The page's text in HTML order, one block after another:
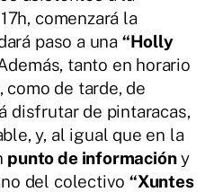
comenzará la
paso a una “Holly
tanto en horario
como de tarde, de
disfrutar de pintaracas,
y, al igual que en la
punto de informacióny
del colectivo“Xuntes